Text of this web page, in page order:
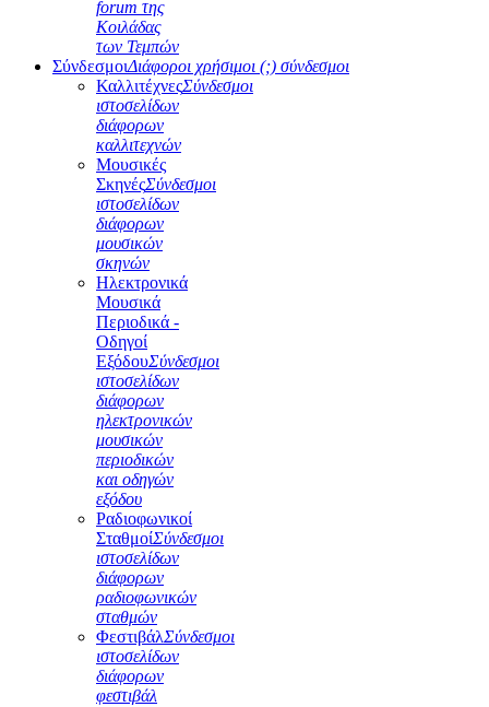
forum της
Κοιλάδας
των Τεμπών
ΣύνδεσμοιΔιάφοροι χρήσιμοι (;) σύνδεσμοι
ΚαλλιτέχνεςΣύνδεσμοι
ιστοσελίδων
διάφορων
καλλιτεχνών
Μουσικές
ΣκηνέςΣύνδεσμοι
ιστοσελίδων
διάφορων
μουσικών
σκηνών
Ηλεκτρονικά
Μουσικά
Περιοδικά -
Οδηγοί
ΕξόδουΣύνδεσμοι
ιστοσελίδων
διάφορων
ηλεκτρονικών
μουσικών
περιοδικών
και οδηγών
εξόδου
Ραδιοφωνικοί
ΣταθμοίΣύνδεσμοι
ιστοσελίδων
διάφορων
ραδιοφωνικών
σταθμών
ΦεστιβάλΣύνδεσμοι
ιστοσελίδων
διάφορων
φεστιβάλ